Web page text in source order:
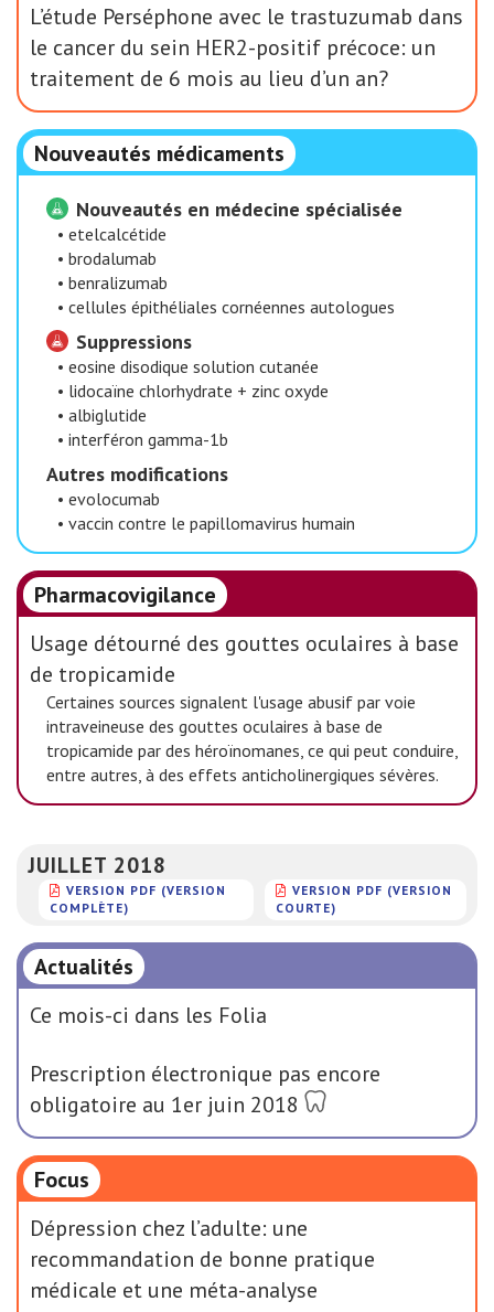
L’étude Perséphone avec le trastuzumab dans
le cancer du sein HER2-positif précoce: un
traitement de 6 mois au lieu d’un an?
Nouveautés médicaments
Nouveautés en médecine spécialisée
• etelcalcétide
• brodalumab
• benralizumab
• cellules épithéliales cornéennes autologues
Suppressions
• eosine disodique solution cutanée
• lidocaïne chlorhydrate + zinc oxyde
• albiglutide
• interféron gamma-1b
Autres modifications
• evolocumab
• vaccin contre le papillomavirus humain
Pharmacovigilance
Usage détourné des gouttes oculaires à base
de tropicamide
Certaines sources signalent l'usage abusif par voie
intraveineuse des gouttes oculaires à base de
tropicamide par des héroïnomanes, ce qui peut conduire,
entre autres, à des effets anticholinergiques sévères.
JUILLET 2018
VERSION PDF (VERSION
COMPLÈTE)
VERSION PDF (VERSION
COURTE)
Actualités
Ce mois-ci dans les Folia
Prescription électronique pas encore
obligatoire au 1er juin 2018
Focus
Dépression chez l’adulte: une
recommandation de bonne pratique
médicale et une méta-analyse